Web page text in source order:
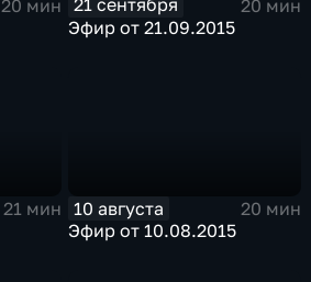
20 мин
21 сентября
20 мин
Эфир от 21.09.2015
21 мин
10 августа
20 мин
Эфир от 10.08.2015